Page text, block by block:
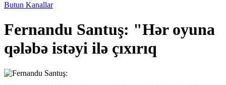
Butun Kanallar
Fernandu Santuş: "Hər oyuna
qələbə istəyi ilə çıxırıq